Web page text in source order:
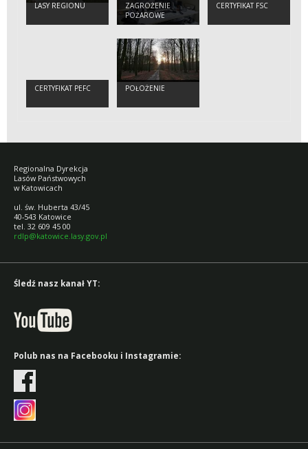
LASY REGIONU
ZAGROŻENIE
POŻAROWE
CERTYFIKAT FSC
CERTYFIKAT PEFC POŁOŻENIE
Regionalna Dyrekcja
Lasów Państwowych
w Katowicach
ul. św. Huberta 43/45
40-543 Katowice
tel. 32 609 45 00
rdlp@katowice.lasy.gov.pl
Śledź nasz kanał YT:
Polub nas na Facebooku i Instagramie: